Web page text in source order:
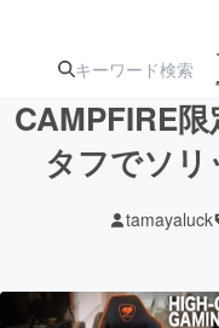
ターン
ジェ
アート・写
CAMPFIRE
タフでソ
tamayaluck